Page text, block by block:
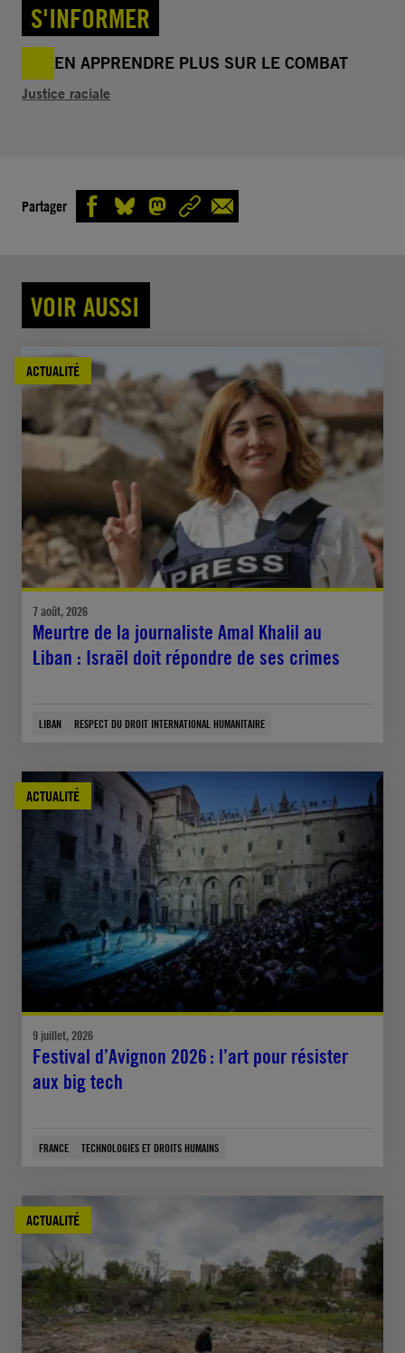
S'INFORMER
EN APPRENDRE PLUS SUR LE COMBAT
Justice raciale
Partager
VOIR AUSSI
ACTUALITÉ
7 août, 2026
Meurtre de la journaliste Amal Khalil au
Liban : Israël doit répondre de ses crimes
LIBAN RESPECT DU DROIT INTERNATIONAL HUMANITAIRE
ACTUALITÉ
9 juillet, 2026
Festival d’Avignon 2026 : l’art pour résister
aux big tech
FRANCE TECHNOLOGIES ET DROITS HUMAINS
ACTUALITÉ